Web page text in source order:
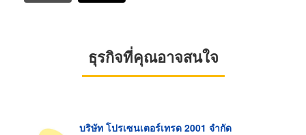
ธุรกิจที่คุณอาจสนใจ
บริษัท โปรเซนเตอร์เทรด 2001 จำกัด